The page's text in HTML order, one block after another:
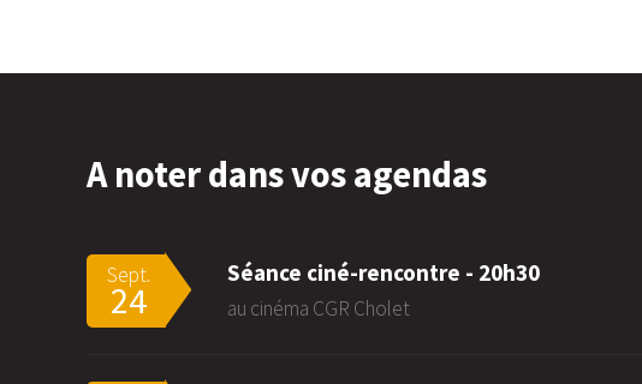
A noter dans vos agendas
Sept.
24
Séance ciné-rencontre - 20h30
au cinéma CGR Cholet